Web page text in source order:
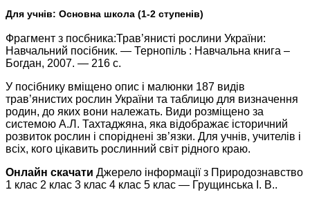
Для учнів: Основна школа (1-2 ступенів)
Фрагмент з посбника:Трав’янисті рослини України:
Навчальний посібник. — Тернопіль : Навчальна книга –
Богдан, 2007. — 216 с.
У посібнику вміщено опис і малюнки 187 видів
трав’янистих рослин України та таблицю для визначення
родин, до яких вони належать. Види розміщено за
системою А.Л. Тахтаджяна, яка відображає історичний
розвиток рослин і споріднені зв’язки. Для учнів, учителів і
всіх, кого цікавить рослинний світ рідного краю.
Онлайн скачати Джерело інформації з Природознавство
1 клас 2 клас 3 клас 4 клас 5 клас — Грущинська І. В..